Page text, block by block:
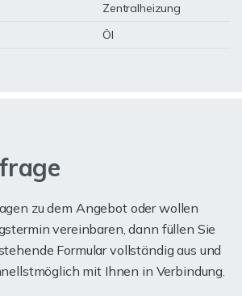
Zentralheizung
Öl
zu dem Angebot oder wollen
vereinbaren, dann füllen Sie
Formular vollständig aus und
mit Ihnen in Verbindung.